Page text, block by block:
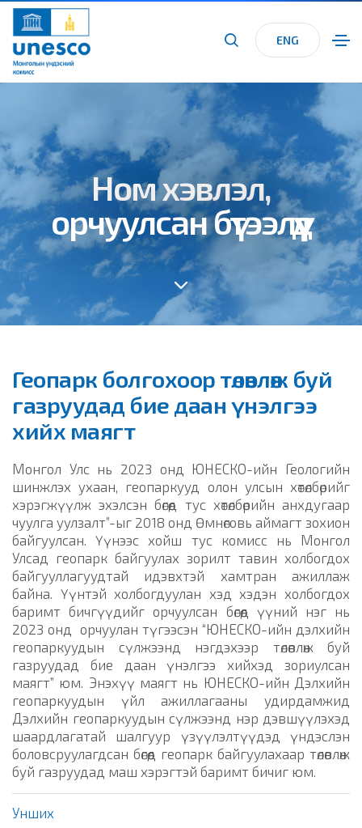
ENG
Ном хэвлэл,
орчуулсан бүтээлүүд
Геопарк болгохоор төлөвлөж буй
газруудад бие даан үнэлгээ
хийх маягт
Монгол Улс нь 2023 онд ЮНЕСКО-ийн Геологийн
шинжлэх ухаан, геопаркууд олон улсын хөтөлбөрийг
хэрэгжүүлж эхэлсэн бөгөөд тус хөтөлбөрийн анхдугаар
чуулга уулзалт”-ыг 2018 онд Өмнөговь аймагт зохион
байгуулсан. Үүнээс хойш тус комисс нь Монгол
Улсад геопарк байгуулах зорилт тавин холбогдох
байгууллагуудтай идэвхтэй хамтран ажиллаж
байна. Үүнтэй холбогдуулан хэд хэдэн холбогдох
баримт бичгүүдийг орчуулсан бөгөөд үүний нэг нь
2023 онд орчуулан түгээсэн “ЮНЕСКО-ийн дэлхийн
геопаркуудын сүлжээнд нэгдэхээр төлөвлөж буй
газруудад бие даан үнэлгээ хийхэд зориулсан
маягт” юм. Энэхүү маягт нь ЮНЕСКО-ийн Дэлхийн
геопаркуудын үйл ажиллагааны удирдамжид
Дэлхийн геопаркуудын сүлжээнд нэр дэвшүүлэхэд
шаардлагатай шалгуур үзүүлэлтүүдэд үндэслэн
боловсруулагдсан бөгөөд геопарк байгуулахаар төлөвлөж
буй газруудад маш хэрэгтэй баримт бичиг юм.
Унших